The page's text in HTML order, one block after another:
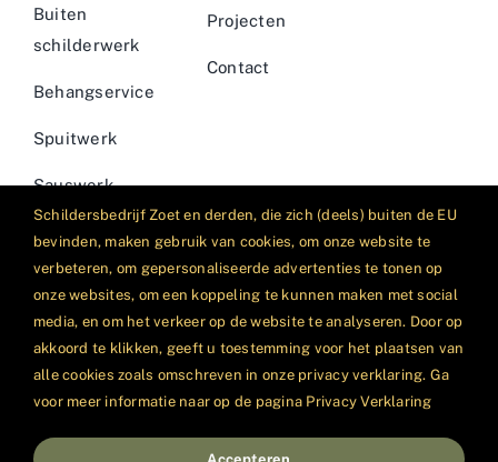
Buiten
schilderwerk
Behangservice
Spuitwerk
Sauswerk
Houtrotreparatie
Projecten
Contact
© Copyright 2026 | Schildersbedrijf Zoet | Benthuizen
Schildersbedrijf Zoet en derden, die zich (deels) buiten de EU
bevinden, maken gebruik van cookies, om onze website te
verbeteren, om gepersonaliseerde advertenties te tonen op
onze websites, om een koppeling te kunnen maken met social
media, en om het verkeer op de website te analyseren. Door op
akkoord te klikken, geeft u toestemming voor het plaatsen van
alle cookies zoals omschreven in onze privacy verklaring. Ga
voor meer informatie naar op de pagina Privacy Verklaring